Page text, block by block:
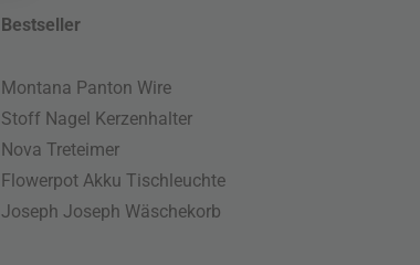
Bestseller
Montana Panton Wire
Stoff Nagel Kerzenhalter
Nova Treteimer
Flowerpot Akku Tischleuchte
Joseph Joseph Wäschekorb